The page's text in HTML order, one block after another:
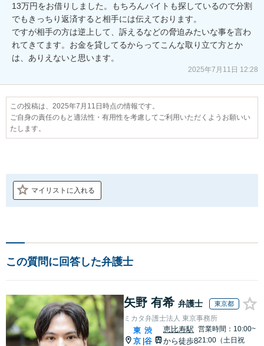
13万円をお借りしました。もちろんバイトも探しているので分割
でもきっちり返済すると相手には伝えております。
ですが相手の方は逆上して、訴えるなどの脅迫みたいな事を言わ
れてきてます。お金を貸してるからってこんな取り立て方とか
は、ありえないと思います。
2025年7月11日 12:28
この投稿は、2025年7月11日時点の情報です。
ご自身の責任のもと適法性・有用性を考慮してご利用いただくようお願いい
たします。
マイリストに入れる
この質問に回答した弁護士
矢野 有希 弁護士 東京都
ミカタ弁護士法人 東京事務所
東
京 |
渋
谷
恵比寿駅
から徒歩8
営業時間：10:00~
21:00（土日祝